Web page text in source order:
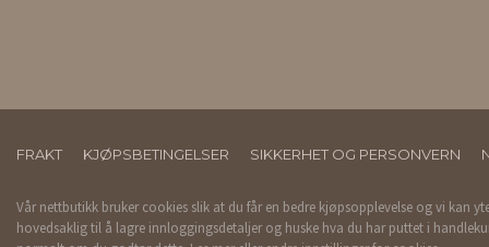
FRAKT KJØPSBETINGELSER SIKKERHET OG PERSONVERN
Vår nettbutikk bruker cookies slik at du får en bedre kjøpsopplevelse og vi kan
hovedsaklig til å lagre innloggingsdetaljer og huske hva du har puttet i